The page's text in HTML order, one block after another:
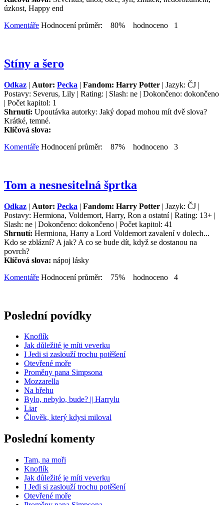
úzkost, Happy end
Komentáře Hodnocení průměr: 80% hodnoceno 1
Stíny a šero
Odkaz | Autor: Pecka | Fandom: Harry Potter | Jazyk: ČJ |
Postavy: Severus, Lily | Rating: | Slash: ne | Dokončeno: dokončeno
| Počet kapitol: 1
Shrnutí: Upoutávka autorky: Jaký dopad mohou mít dvě slova?
Krátké, temné.
Klíčová slova:
Komentáře Hodnocení průměr: 87% hodnoceno 3
Tom a nesnesitelná šprtka
Odkaz | Autor: Pecka | Fandom: Harry Potter | Jazyk: ČJ |
Postavy: Hermiona, Voldemort, Harry, Ron a ostatní | Rating: 13+ |
Slash: ne | Dokončeno: dokončeno | Počet kapitol: 41
Shrnutí: Hermiona, Harry a Lord Voldemort zavalení v dolech...
Kdo se zblázní? A jak? A co se bude dít, když se dostanou na
povrch?
Klíčová slova: nápoj lásky
Komentáře Hodnocení průměr: 75% hodnoceno 4
Poslední povídky
Knoflík
Jak důležité je míti veverku
I Jedi si zaslouží trochu potěšení
Otevřené moře
Proměny pana Simpsona
Mozzarella
Na břehu
Bylo, nebylo, bude? || Harrylu
Liar
Člověk, který kdysi miloval
Poslední komenty
Tam, na moři
Knoflík
Jak důležité je míti veverku
I Jedi si zaslouží trochu potěšení
Otevřené moře